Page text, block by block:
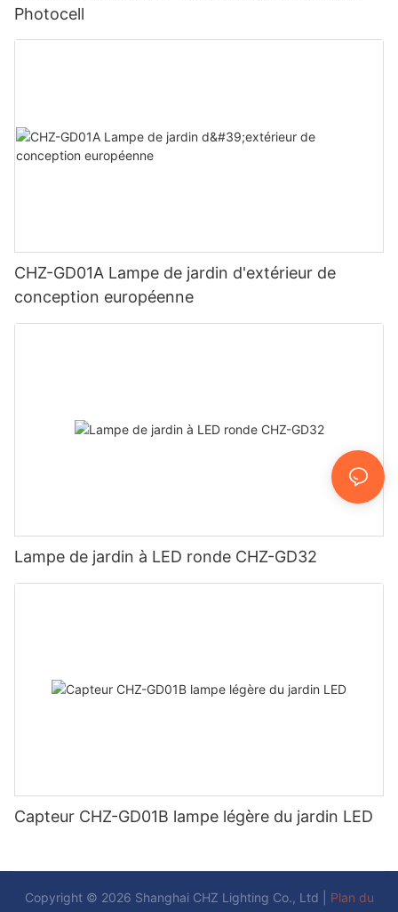
Photocell
CHZ-GD01A Lampe de jardin d'extérieur de
conception européenne
Lampe de jardin à LED ronde CHZ-GD32
Capteur CHZ-GD01B lampe légère du jardin LED
Copyright © 2026 Shanghai CHZ Lighting Co., Ltd |
Plan du